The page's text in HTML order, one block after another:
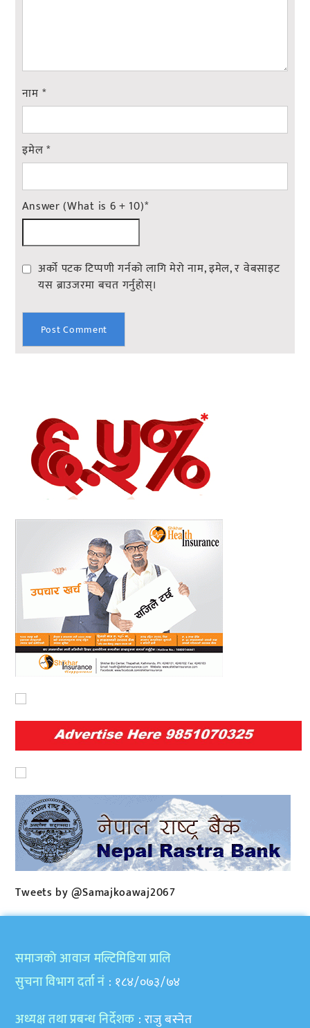
नाम *
इमेल*
Answer (What is 6 + 10)*
अर्को पटक टिप्पणी गर्नको लागि मेरो नाम, इमेल, र वेबसाइट
यस ब्राउजरमा बचत गर्नुहोस्।
Tweets by @Samajkoawaj2067
समाजकाे आवाज मल्टिमिडिया प्रालि
सुचना विभाग दर्ता नं : १८४/०७३/७४
अध्यक्ष तथा प्रबन्ध निर्देशक : राजु बस्नेत